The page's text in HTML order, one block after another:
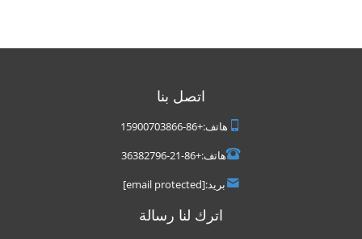
اتصل بنا
هاتف:+86-15900703866
هاتف:+86-21-36382796
بريد:[email protected]
اترك لنا رسالة